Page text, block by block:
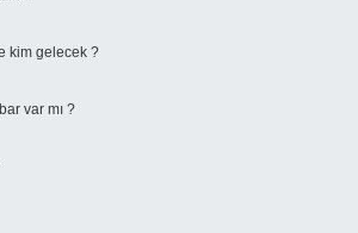
kim gelecek ?
var mı ?